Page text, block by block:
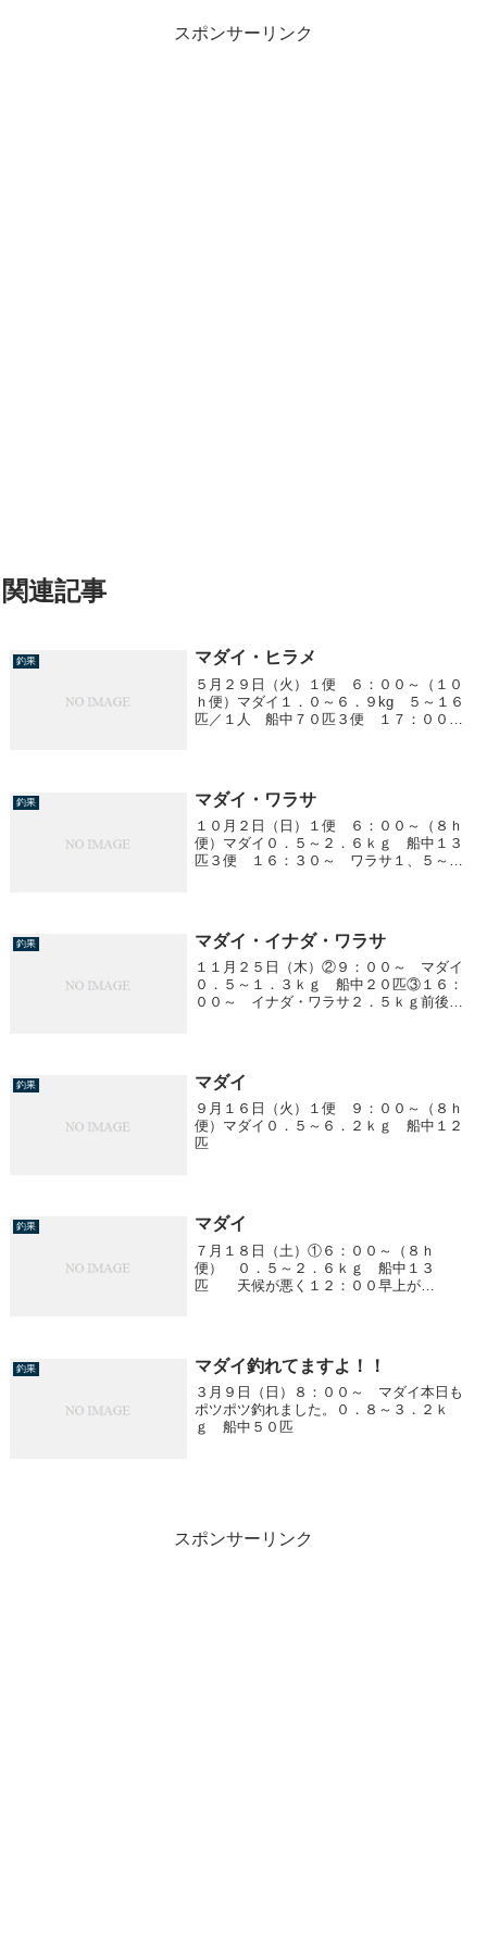
スポンサーリンク
関連記事
釣果 マダイ・ヒラメ
５月２９日（火）１便 ６：００～（１０
ｈ便）マダイ１．０～６．９kg ５～１６
匹／１人 船中７０匹３便 １７：００
釣果 マダイ・ワラサ
１０月２日（日）１便 ６：００～（８ｈ
便）マダイ０．５～２．６ｋｇ 船中１３
匹３便 １６：３０～ ワラサ１、５～
釣果 マダイ・イナダ・ワラサ
１１月２５日（木）②９：００～ マダイ
０．５～１．３ｋｇ 船中２０匹③１６：
００～ イナダ・ワラサ２．５ｋｇ前後
釣果 マダイ
９月１６日（火）１便 ９：００～（８ｈ
便）マダイ０．５～６．２ｋｇ 船中１２
匹
釣果 マダイ
７月１８日（土）①６：００～（８ｈ
便） ０．５～２．６ｋｇ 船中１３
匹 天候が悪く１２：００早上が
釣果 マダイ釣れてますよ！！
３月９日（日）８：００～ マダイ本日も
ポツポツ釣れました。０．８～３．２ｋ
ｇ 船中５０匹
スポンサーリンク